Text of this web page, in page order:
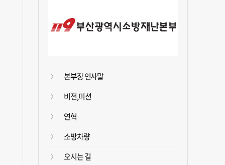
본부장 인사말
비전,미션
연혁
소방차량
오시는 길